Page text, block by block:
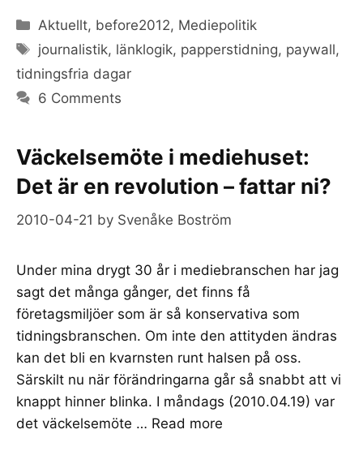
Categories
Aktuellt, before2012, Mediepolitik
Tags
journalistik, länklogik, papperstidning, paywall,
tidningsfria dagar
6 Comments
Väckelsemöte i mediehuset:
Det är en revolution – fattar ni?
2010-04-21 by Svenåke Boström
Under mina drygt 30 år i mediebranschen har jag
sagt det många gånger, det finns få
företagsmiljöer som är så konservativa som
tidningsbranschen. Om inte den attityden ändras
kan det bli en kvarnsten runt halsen på oss.
Särskilt nu när förändringarna går så snabbt att vi
knappt hinner blinka. I måndags (2010.04.19) var
det väckelsemöte … Read more